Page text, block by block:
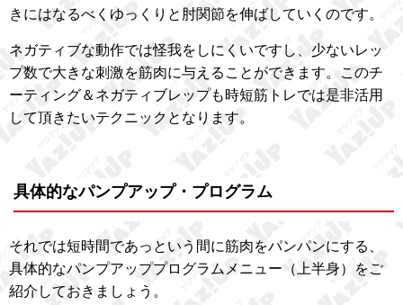
きにはなるべくゆっくりと肘関節を伸ばしていくのです。
ネガティブな動作では怪我をしにくいですし、少ないレッ
プ数で大きな刺激を筋肉に与えることができます。このチ
ーティング＆ネガティブレップも時短筋トレでは是非活用
して頂きたいテクニックとなります。
具体的なパンプアップ・プログラム
それでは短時間であっという間に筋肉をパンパンにする、
具体的なパンプアッププログラムメニュー（上半身）をご
紹介しておきましょう。